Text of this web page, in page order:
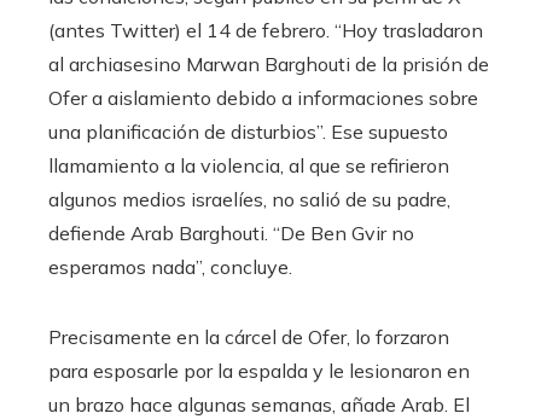
(antes Twitter) el 14 de febrero. “Hoy trasladaron
al archiasesino Marwan Barghouti de la prisión de
Ofer a aislamiento debido a informaciones sobre
una planificación de disturbios”. Ese supuesto
llamamiento a la violencia, al que se refirieron
algunos medios israelíes, no salió de su padre,
defiende Arab Barghouti. “De Ben Gvir no
esperamos nada”, concluye.
Precisamente en la cárcel de Ofer, lo forzaron
para esposarle por la espalda y le lesionaron en
un brazo hace algunas semanas, añade Arab. El